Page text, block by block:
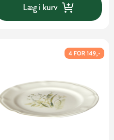
Læg i kurv
4 FOR 149,-